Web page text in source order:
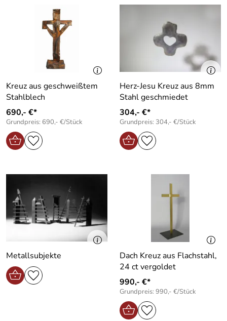
Kreuz aus geschweißtem
Stahlblech
690,- €*
Grundpreis: 690,- €/Stück
Herz-Jesu Kreuz aus 8mm
Stahl geschmiedet
304,- €*
Grundpreis: 304,- €/Stück
Metallsubjekte
Dach Kreuz aus Flachstahl,
24 ct vergoldet
990,- €*
Grundpreis: 990,- €/Stück